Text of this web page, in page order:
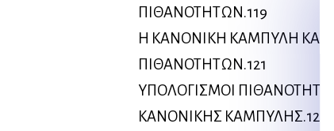
ΠΙΘΑΝΟΤΗΤΩΝ.119
Η ΚΑΝΟΝΙΚΗ ΚΑΜΠΥΛΗ
ΠΙΘΑΝΟΤΗΤΩΝ.121
ΥΠΟΛΟΓΙΣΜΟΙ
ΚΑΝΟΝΙΚΗΣ ΚΑΜΠΥΛΗΣ.123